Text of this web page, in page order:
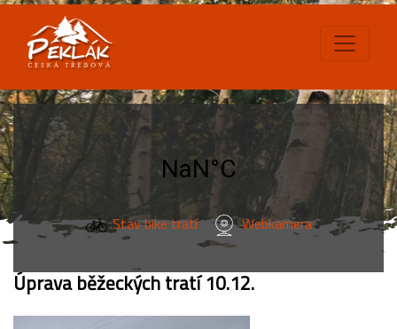
Stav bike tratí Webkamera
Úprava běžeckých tratí 10.12.